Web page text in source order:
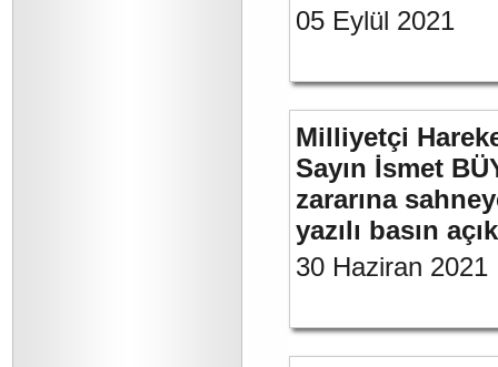
05 Eylül 2021
Milliyetçi
Sayın İsmet
zararına
yazılı basın
30 Haziran 2021